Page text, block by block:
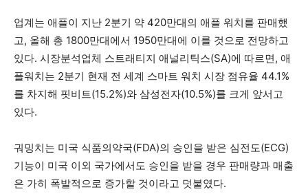
업계는 애플이 지난 2분기 약 420만대의 애플 워치를 판매했
고, 올해 총 1800만대에서 1950만대에 이를 것으로 전망하고
있다. 시장분석업체 스트래티지 애널리틱스(SA)에 따르면, 애
플워치는 2분기 현재 전 세계 스마트 워치 시장 점유율 44.1%
를 차지해 핏비트(15.2%)와 삼성전자(10.5%)를 크게 앞서고
있다.
궈밍치는 미국 식품의약국(FDA)의 승인을 받은 심전도(ECG)
기능이 미국 이외 국가에서도 승인을 받을 경우 판매량과 매출
은 가히 폭발적으로 증가할 것이라고 덧붙였다.